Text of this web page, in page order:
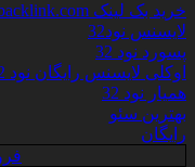
خرید بک لینک behtarinbacklink.com
لایسنس نود32
پسورد نود 32
اوکلی لایسنس رایگان نود 32
همیار نود 32
بهترین سئو
رایگان